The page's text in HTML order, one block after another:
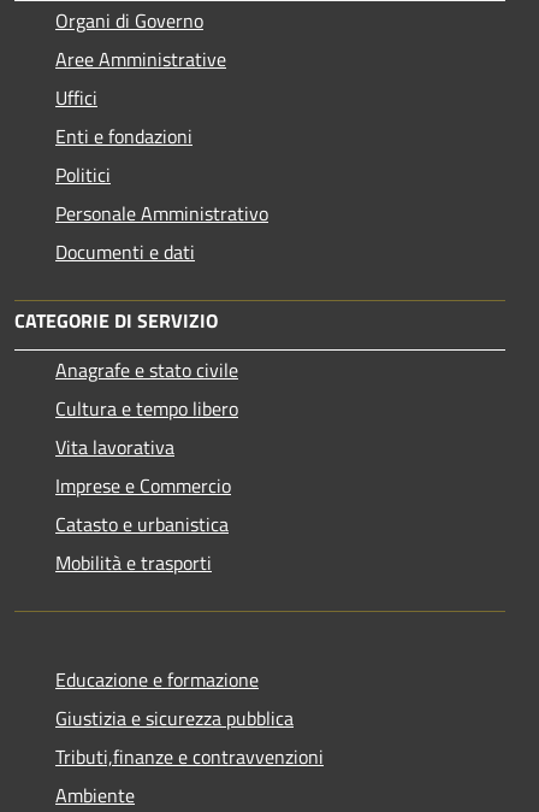
Organi di Governo
Aree Amministrative
Uffici
Enti e fondazioni
Politici
Personale Amministrativo
Documenti e dati
CATEGORIE DI SERVIZIO
Anagrafe e stato civile
Cultura e tempo libero
Vita lavorativa
Imprese e Commercio
Catasto e urbanistica
Mobilità e trasporti
Educazione e formazione
Giustizia e sicurezza pubblica
Tributi,finanze e contravvenzioni
Ambiente